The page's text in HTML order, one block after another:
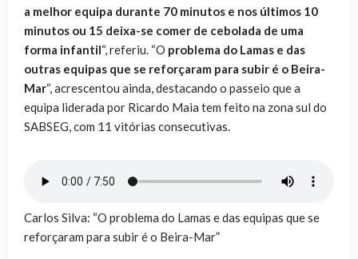
a melhor equipa durante 70 minutos e nos últimos 10
minutos ou 15 deixa-se comer de cebolada de uma
forma infantil“, referiu. “O problema do Lamas e das
outras equipas que se reforçaram para subir é o Beira-
Mar“, acrescentou ainda, destacando o passeio que a
equipa liderada por Ricardo Maia tem feito na zona sul do
SABSEG, com 11 vitórias consecutivas.
Carlos Silva: “O problema do Lamas e das equipas que se
reforçaram para subir é o Beira-Mar”